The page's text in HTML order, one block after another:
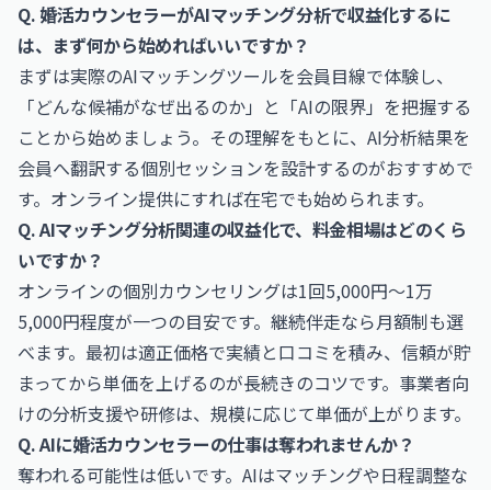
Q. 婚活カウンセラーがAIマッチング分析で収益化するに
は、まず何から始めればいいですか？
まずは実際のAIマッチングツールを会員目線で体験し、
「どんな候補がなぜ出るのか」と「AIの限界」を把握する
ことから始めましょう。その理解をもとに、AI分析結果を
会員へ翻訳する個別セッションを設計するのがおすすめで
す。オンライン提供にすれば在宅でも始められます。
Q. AIマッチング分析関連の収益化で、料金相場はどのくら
いですか？
オンラインの個別カウンセリングは1回5,000円〜1万
5,000円程度が一つの目安です。継続伴走なら月額制も選
べます。最初は適正価格で実績と口コミを積み、信頼が貯
まってから単価を上げるのが長続きのコツです。事業者向
けの分析支援や研修は、規模に応じて単価が上がります。
Q. AIに婚活カウンセラーの仕事は奪われませんか？
奪われる可能性は低いです。AIはマッチングや日程調整な